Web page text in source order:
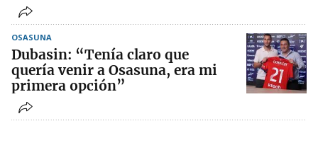
OSASUNA
Dubasin: “Tenía claro que
quería venir a Osasuna, era mi
primera opción”